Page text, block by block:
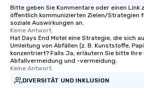
Bitte geben Sie Kommentare oder einen Link
öffentlich kommunizierten Zielen/Strategien
soziale Auswirkungen an.
Keine Antwort.
Hat Days End Motel eine Strategie, die sich
Umleitung von Abfällen (z. B. Kunststoffe,
konzentriert? Falls Ja, erläutern Sie bitte
Abfallvermeidung und -vermeidung.
Keine Antwort.
DIVERSITÄT UND INKLUSION